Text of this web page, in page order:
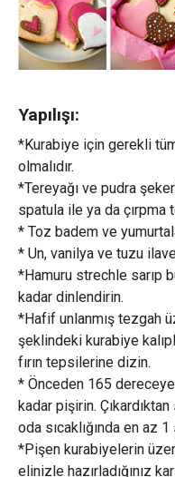
Yapılışı:
*Kurabiye için gerekli
olmalıdır.
*Tereyağı ve pudra
spatula ile ya da çırpma
* Toz badem ve
* Un, vanilya ve tuzu ilave
*Hamuru strechle sarıp
kadar dinlendirin.
*Hafif unlanmış tezgah
şeklindeki kurabiye
fırın tepsilerine dizin.
* Önceden 165 dereceye
kadar pişirin.
oda sıcaklığında en az
*Pişen kurabiyelerin
elinizle hazırladığınız